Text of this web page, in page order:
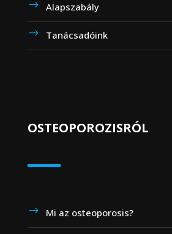
Alapszabály
Tanácsadóink
OSTEOPOROZISRÓL
Mi az osteoporosis?